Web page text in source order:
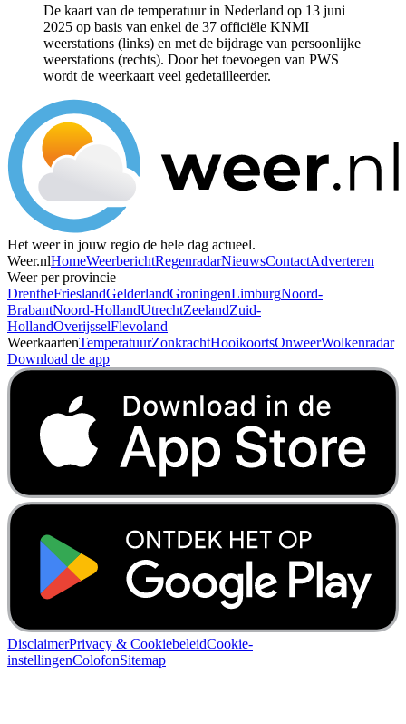
De kaart van de temperatuur in Nederland op 13 juni
2025 op basis van enkel de 37 officiële KNMI
weerstations (links) en met de bijdrage van persoonlijke
weerstations (rechts). Door het toevoegen van PWS
wordt de weerkaart veel gedetailleerder.
Het weer in jouw regio de hele dag actueel.
Weer.nlHomeWeerberichtRegenradarNieuwsContactAdverteren
Weer per provincie
DrentheFrieslandGelderlandGroningenLimburgNoord-
BrabantNoord-HollandUtrechtZeelandZuid-
HollandOverijsselFlevoland
WeerkaartenTemperatuurZonkrachtHooikoortsOnweerWolkenradar
Download de app
DisclaimerPrivacy & CookiebeleidCookie-
instellingenColofonSitemap